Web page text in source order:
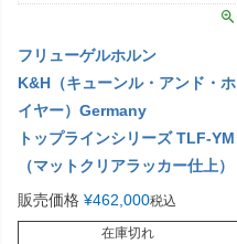
フリューゲルホルン
K&H（キューンル・アンド・ホ
イヤー）Germany
トップラインシリーズ TLF-YM
（マットクリアラッカー仕上）
販売価格 ¥462,000税込
在庫切れ